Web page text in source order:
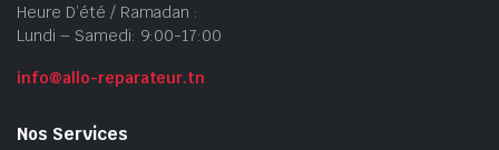
Heure D’été / Ramadan :
Lundi – Samedi: 9:00-17:00
info@allo-reparateur.tn
Nos Services